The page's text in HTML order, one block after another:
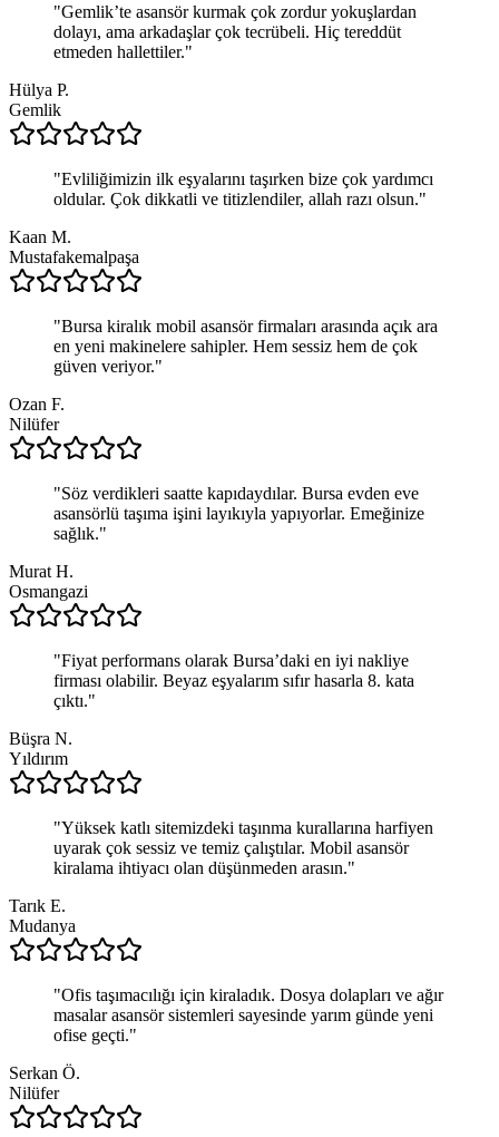
"Gemlik’te asansör kurmak çok zordur yokuşlardan
dolayı, ama arkadaşlar çok tecrübeli. Hiç tereddüt
etmeden hallettiler."
Hülya P.
Gemlik
"Evliliğimizin ilk eşyalarını taşırken bize çok yardımcı
oldular. Çok dikkatli ve titizlendiler, allah razı olsun."
Kaan M.
Mustafakemalpaşa
"Bursa kiralık mobil asansör firmaları arasında açık ara
en yeni makinelere sahipler. Hem sessiz hem de çok
güven veriyor."
Ozan F.
Nilüfer
"Söz verdikleri saatte kapıdaydılar. Bursa evden eve
asansörlü taşıma işini layıkıyla yapıyorlar. Emeğinize
sağlık."
Murat H.
Osmangazi
"Fiyat performans olarak Bursa’daki en iyi nakliye
firması olabilir. Beyaz eşyalarım sıfır hasarla 8. kata
çıktı."
Büşra N.
Yıldırım
"Yüksek katlı sitemizdeki taşınma kurallarına harfiyen
uyarak çok sessiz ve temiz çalıştılar. Mobil asansör
kiralama ihtiyacı olan düşünmeden arasın."
Tarık E.
Mudanya
"Ofis taşımacılığı için kiraladık. Dosya dolapları ve ağır
masalar asansör sistemleri sayesinde yarım günde yeni
ofise geçti."
Serkan Ö.
Nilüfer